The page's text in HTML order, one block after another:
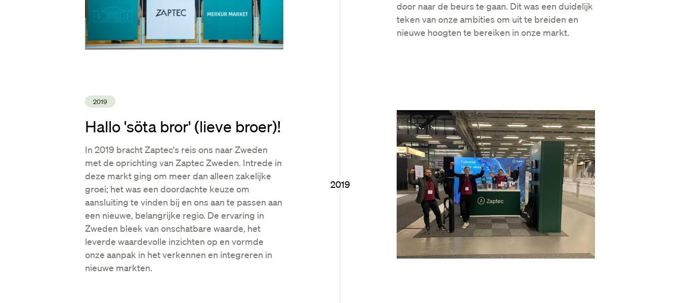
door naar de beurs te gaan. Dit was een duidelijk
teken van onze ambities om uit te breiden en
nieuwe hoogten te bereiken in onze markt.
2019
Hallo 'söta bror' (lieve broer)!
In 2019 bracht Zaptec's reis ons naar Zweden
met de oprichting van Zaptec Zweden. Intrede in
deze markt ging om meer dan alleen zakelijke
groei; het was een doordachte keuze om
aansluiting te vinden bij en ons aan te passen aan
een nieuwe, belangrijke regio. De ervaring in
Zweden bleek van onschatbare waarde, het
leverde waardevolle inzichten op en vormde
onze aanpak in het verkennen en integreren in
nieuwe markten.
2019